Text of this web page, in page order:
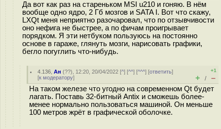
Да вот как раз на стареньком MSI u210 и гоняю. В нём
вообще одно ядро, 2 Гб мозгов и SATA I. Вот что скажу,
LXQt меня неприятно разочаровал, что по отзывчивости
оно нефига не быстрее, а по фичам проигрывает
порядком. Я эти нетбуком пользуюсь на постоянно
основе в гараже, глянуть мозги, нарисовать графики,
бегло погуглить что-нибудь.
4.136 ,Ан (??), 12:20, 20/04/2022 [^] [^^] [^^^] [ответить]
[к модератору]
+1
+ / –
На таком железе что угодно на современном Qt будет
лагать. Поставь 32-битный Antix и сможешь более-
менее нормально пользоваться машиной. Он меньше
100 метров жрёт в графической оболочке.